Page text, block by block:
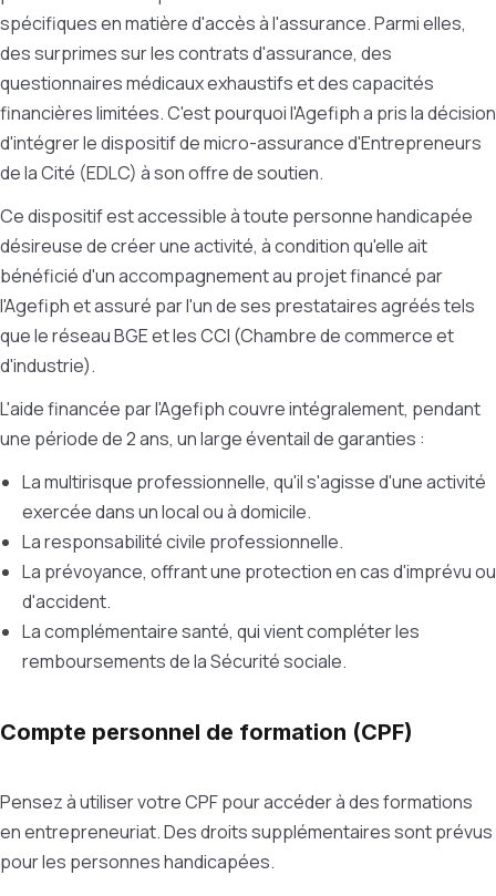
spécifiques en matière d'accès à l'assurance. Parmi elles,
des surprimes sur les contrats d'assurance, des
questionnaires médicaux exhaustifs et des capacités
financières limitées. C'est pourquoi l'Agefiph a pris la décision
d'intégrer le dispositif de micro-assurance d'Entrepreneurs
de la Cité (EDLC) à son offre de soutien.
Ce dispositif est accessible à toute personne handicapée
désireuse de créer une activité, à condition qu'elle ait
bénéficié d'un accompagnement au projet financé par
l'Agefiph et assuré par l'un de ses prestataires agréés tels
que le réseau BGE et les CCI (Chambre de commerce et
d'industrie).
L'aide financée par l'Agefiph couvre intégralement, pendant
une période de 2 ans, un large éventail de garanties :
La multirisque professionnelle, qu'il s'agisse d'une activité
exercée dans un local ou à domicile.
La responsabilité civile professionnelle.
La prévoyance, offrant une protection en cas d'imprévu ou
d'accident.
La complémentaire santé, qui vient compléter les
remboursements de la Sécurité sociale.
Compte personnel de formation (CPF)
Pensez à utiliser votre CPF pour accéder à des formations
en entrepreneuriat. Des droits supplémentaires sont prévus
pour les personnes handicapées.